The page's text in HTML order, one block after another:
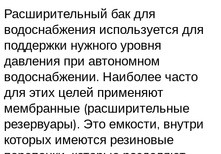
Расширительный бак для
водоснабжения используется для
поддержки нужного уровня
давления при автономном
водоснабжении. Наиболее часто
для этих целей применяют
мембранные (расширительные
резервуары). Это емкости, внутри
которых имеются резиновые